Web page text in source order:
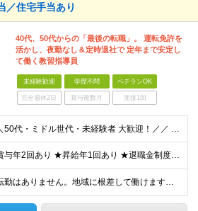
／住宅手当あり
40代、50代からの「最後の転職」。 運転免許を
活かし、夜勤なし＆定時退社で 定年まで安定し
て働く教習指導員
未経験歓迎 学歴不問 ベテランOK
完全週休2日 賞与複数月 面接1回
＼＼50代・ミドル世代・未経験者 大歓迎！／／ ◆年齢不問 ◆学歴不問 ◆普通自動車運転免許（AT限定可） ※ドライバー経験は不要です。接客業や営業、事務など異業種出身の50代多数活躍中！
★賞与年2回あり ★昇給年1回あり ★退職金制度あり ◆月給230,000円～ ※教習指導員資格取得前は月給195,000円～ ※残業代は別途全額支給します ※試用期間3ヶ月あり（期間中の待遇等の
★転勤はありません。地域に根差して働けます。 ★マイカー・バイク通勤OK（無料駐車場を完備） 鷹ノ台ドライビングスクール／千葉県千葉市花見川区柏井4-2-1 ※(変更の範囲)上記を除く当社関連勤務